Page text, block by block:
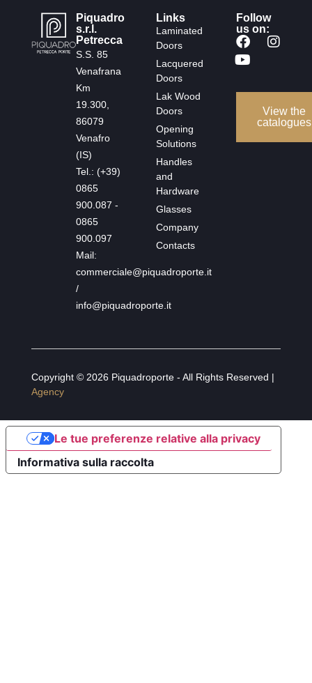
Piquadro
s.r.l.
Petrecca
S.S. 85
Venafrana
Km
19.300,
86079
Venafro
(IS)
Tel.: (+39)
0865
900.087 -
0865
900.097
Mail:
commerciale@piquadroporte.it
/
info@piquadroporte.it
Links
Laminated
Doors
Lacquered
Doors
Lak Wood
Doors
Opening
Solutions
Handles
and
Hardware
Glasses
Company
Contacts
Follow
us on:
View the
catalogues
Copyright © 2026 Piquadroporte - All Rights Reserved |
Agency
Informativa sulla raccolta
Le tue preferenze relative alla privacy